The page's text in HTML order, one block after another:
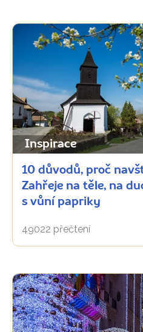
Inspirace
10 důvodů, proč
Zahřeje na těle, na
s vůní papriky
49022 přečtení